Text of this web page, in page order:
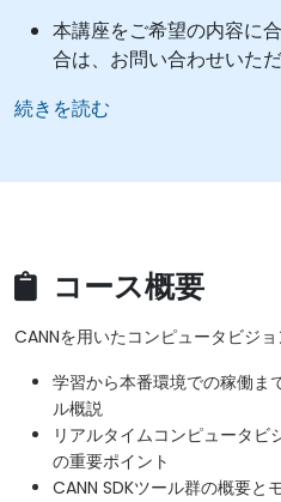
本講座をご希望の内容に
合は、お問い合わせいた
続きを読む
コース概要
CANNを用いたコンピュータビジ
学習から本番環境での稼働ま
ル概説
リアルタイムコンピュータビ
の重要ポイント
CANN SDKツール群の概要と